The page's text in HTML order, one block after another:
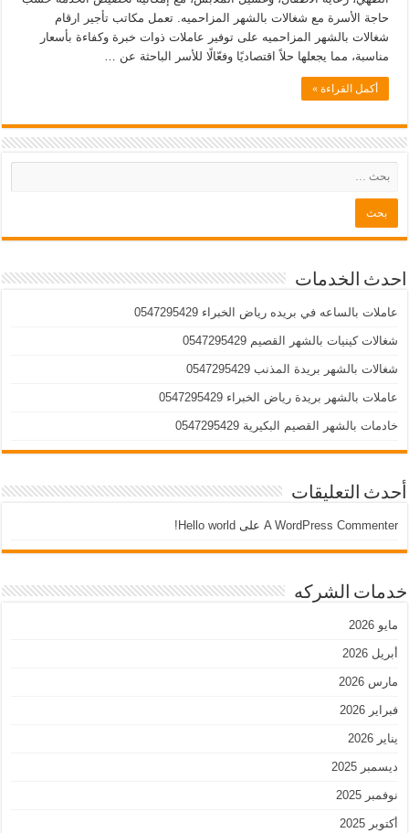
حاجة الأسرة مع شغالات بالشهر المزاحميه. تعمل مكاتب تأجير ارقام
شغالات بالشهر المزاحميه على توفير عاملات ذوات خبرة وكفاءة بأسعار
مناسبة، مما يجعلها حلاً اقتصاديًا وفعّالًا للأسر الباحثة عن …
أكمل القراءة »
احدث الخدمات
عاملات بالساعه في بريده رياض الخبراء 0547295429
شغالات كينيات بالشهر القصيم 0547295429
شغالات بالشهر بريدة المذنب 0547295429
عاملات بالشهر بريدة رياض الخبراء 0547295429
خادمات بالشهر القصيم البكيرية 0547295429
أحدث التعليقات
A WordPress Commenter على Hello world!
خدمات الشركه
مايو 2026
أبريل 2026
مارس 2026
فبراير 2026
يناير 2026
ديسمبر 2025
نوفمبر 2025
أكتوبر 2025